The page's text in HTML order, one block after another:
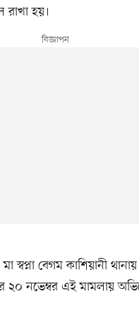
রাখা হয়।
স্বপ্না বেগম কাশিয়ানী
২০ নভেম্বর এই মামলায়